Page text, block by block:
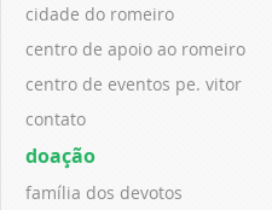
cidade do romeiro
centro de apoio ao romeiro
centro de eventos pe. vitor
contato
doação
família dos devotos